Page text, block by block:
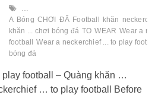
…
A Bóng CHƠI ĐÃ Football khăn
khăn ... chơi bóng đá TO WEAR Wear a
football
Wear a neckerchief ... to play
bóng đá
football – Quàng khăn …
… to play football Before